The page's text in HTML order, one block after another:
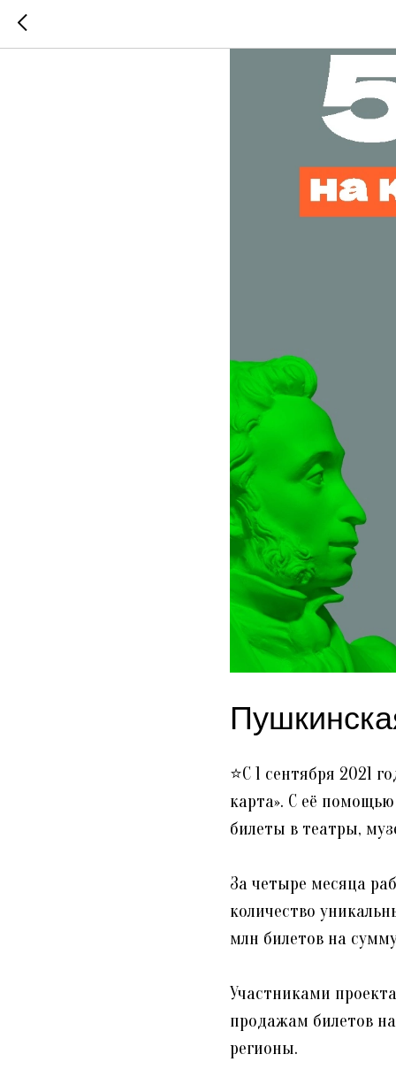
⭐С 1 сентября 2021
карта». С её
билеты в театры,
За четыре месяца
количество
млн билетов на
Участниками
продажам билетов
регионы.